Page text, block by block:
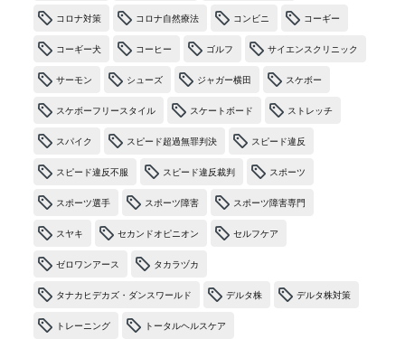
コロナ対策 コロナ自然療法 コンビニ コーギー
コーギー犬 コーヒー ゴルフ サイエンスクリニック
サーモン シューズ ジャガー横田 スケボー
スケボーフリースタイル スケートボード ストレッチ
スパイク スピード超過無罪判決 スピード違反
スピード違反不服 スピード違反裁判 スポーツ
スポーツ選手 スポーツ障害 スポーツ障害専門
スヤキ セカンドオピニオン セルフケア
ゼロワンアース タカラヅカ
タナカヒデカズ・ダンスワールド デルタ株 デルタ株対策
トレーニング トータルヘルスケア